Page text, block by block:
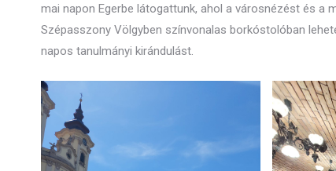
mai napon Egerbe látogattunk, ahol a városnézést és
Szépasszony Völgyben színvonalas borkóstolóban
napos tanulmányi kirándulást.